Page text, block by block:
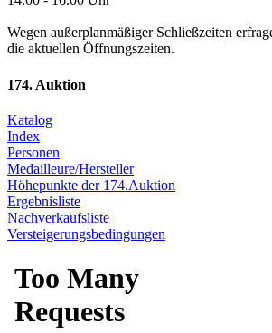
Wegen außerplanmäßiger Schließzeiten
die aktuellen Öffnungszeiten.
174. Auktion
Katalog
Index
Personen
Medailleure/Hersteller
Höhepunkte der 174.Auktion
Ergebnisliste
Nachverkaufsliste
Versteigerungsbedingungen